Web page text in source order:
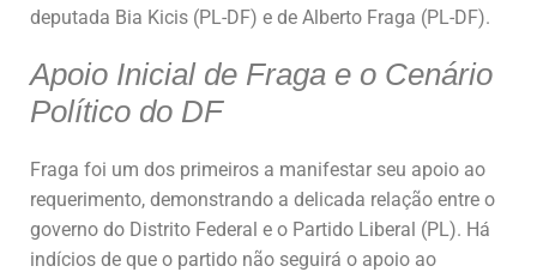
deputada Bia Kicis (PL-DF) e de Alberto Fraga (PL-DF).
Apoio Inicial de Fraga e o Cenário
Político do DF
Fraga foi um dos primeiros a manifestar seu apoio ao
requerimento, demonstrando a delicada relação entre o
governo do Distrito Federal e o Partido Liberal (PL). Há
indícios de que o partido não seguirá o apoio ao